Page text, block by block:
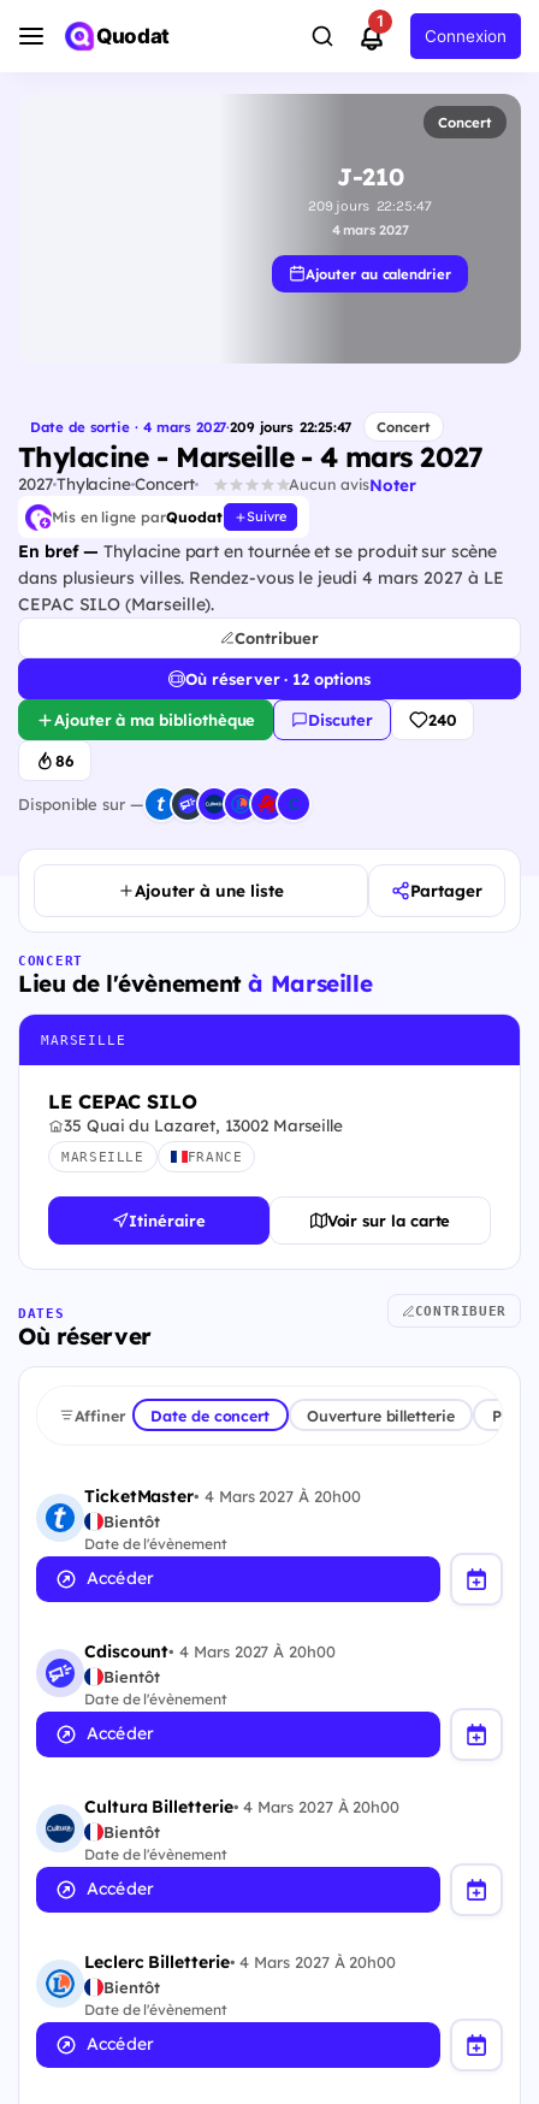
Quodat
1
Connexion
Concert
J-210
209jours 22:25:46
4 mars 2027
Ajouter au calendrier
Date de sortie · 4 mars 2027·209 jours 22:25:46 Concert
Thylacine - Marseille - 4 mars 2027
2027ThylacineConcert Aucun avisNoter
Mis en ligne parQuodat Suivre
En bref — Thylacine part en tournée et se produit sur scène
dans plusieurs villes. Rendez-vous le jeudi 4 mars 2027 à LE
CEPAC SILO (Marseille).
Contribuer
Où réserver · 12 options
Ajouter à ma bibliothèque Discuter 240
86
Disponible sur —
Ajouter à une liste Partager
CONCERT
Lieu de l'évènementà Marseille
MARSEILLE
LE CEPAC SILO
35 Quai du Lazaret, 13002 Marseille
MARSEILLE FRANCE
Itinéraire Voir sur la carte
DATES
Où réserver
CONTRIBUER
Affiner Date de concert Ouverture billetterie
TicketMaster• 4 Mars 2027 À 20h00
Bientôt
Date de l'évènement
Accéder
Cdiscount•4 Mars 2027 À 20h00
Bientôt
Date de l'évènement
Accéder
Cultura Billetterie•4 Mars 2027 À 20h00
Bientôt
Date de l'évènement
Accéder
Leclerc Billetterie•4 Mars 2027 À 20h00
Bientôt
Date de l'évènement
Accéder